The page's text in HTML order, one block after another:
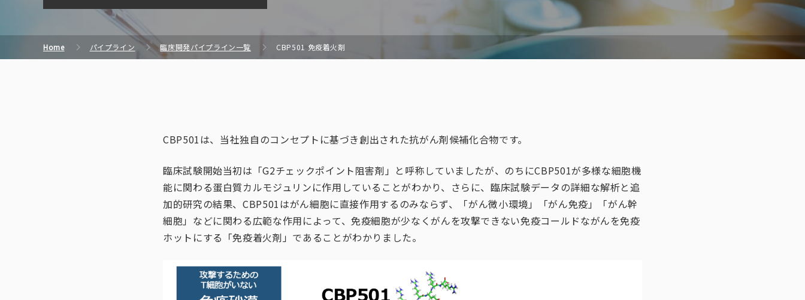
Home パイプライン 臨床開発パイプライン一覧 CBP501 免疫着火剤
CBP501は、当社独自のコンセプトに基づき創出された抗がん剤候補化合物です。
臨床試験開始当初は「G2チェックポイント阻害剤」と呼称していましたが、のちにCBP501が多様な細胞機
能に関わる蛋白質カルモジュリンに作用していることがわかり、さらに、臨床試験データの詳細な解析と追
加的研究の結果、CBP501はがん細胞に直接作用するのみならず、「がん微小環境」「がん免疫」「がん幹
細胞」などに関わる広範な作用によって、免疫細胞が少なくがんを攻撃できない免疫コールドながんを免疫
ホットにする「免疫着火剤」であることがわかりました。